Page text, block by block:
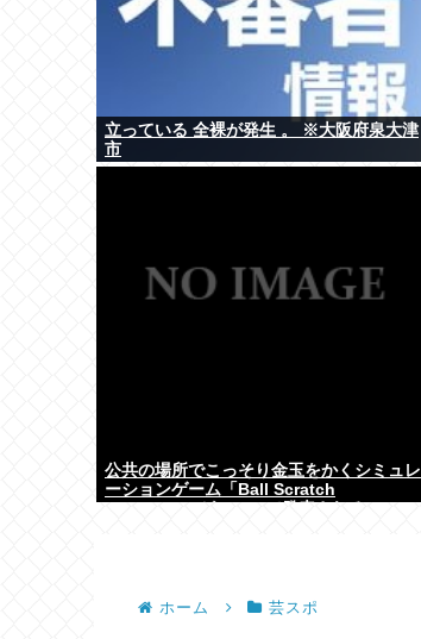
立っている 全裸が発生 。 ※大阪府泉大津
市
公共の場所でこっそり金玉をかくシミュレ
ーションゲーム「Ball Scratch
ホーム 芸スポ